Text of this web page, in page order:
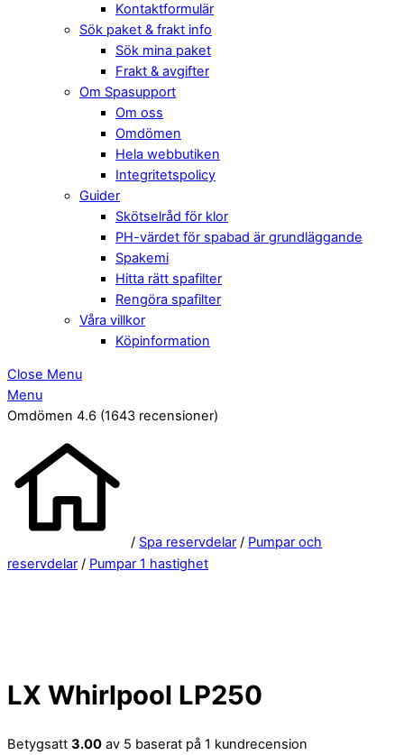
Kontaktformulär
Sök paket & frakt info
Sök mina paket
Frakt & avgifter
Om Spasupport
Om oss
Omdömen
Hela webbutiken
Integritetspolicy
Guider
Skötselråd för klor
PH-värdet för spabad är grundläggande
Spakemi
Hitta rätt spafilter
Rengöra spafilter
Våra villkor
Köpinformation
Close Menu
Menu
Omdömen 4.6 (1643 recensioner)
/ Spa reservdelar / Pumpar och
reservdelar / Pumpar 1 hastighet
LX Whirlpool LP250
Betygsatt 3.00 av 5 baserat på 1 kundrecension